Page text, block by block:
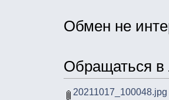
Обмен не
Обращаться
20211017_100048.jpg